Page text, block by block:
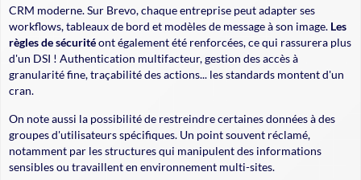
CRM moderne. Sur Brevo, chaque entreprise peut adapter ses
workflows, tableaux de bord et modèles de message à son image. Les
règles de sécuritéont également été renforcées, ce qui rassurera plus
d'un DSI ! Authentication multifacteur, gestion des accès à
granularité fine, traçabilité des actions... les standards montent d'un
cran.
On note aussi la possibilité de restreindre certaines données à des
groupes d'utilisateurs spécifiques. Un point souvent réclamé,
notamment par les structures qui manipulent des informations
sensibles ou travaillent en environnement multi-sites.